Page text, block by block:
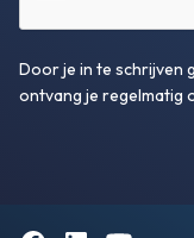
Door je in te schrijven
ontvang je regelmatig